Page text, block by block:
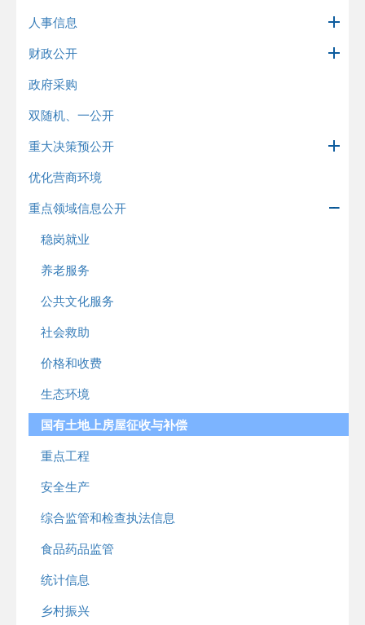
人事信息
财政公开
政府采购
双随机、一公开
重大决策预公开
优化营商环境
重点领域信息公开
稳岗就业
养老服务
公共文化服务
社会救助
价格和收费
生态环境
国有土地上房屋征收与补偿
重点工程
安全生产
综合监管和检查执法信息
食品药品监管
统计信息
乡村振兴